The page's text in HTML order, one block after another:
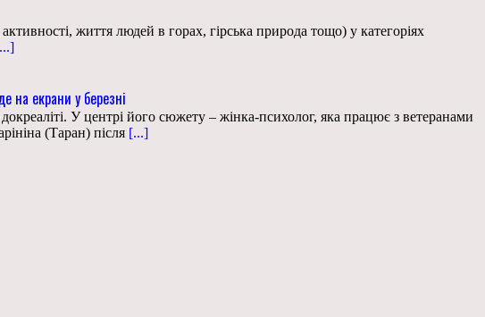
життя людей в горах, гірська природа тощо) у категоріях
на екрани у березні
У центрі його сюжету – жінка-психолог, яка працює з ветеранами
(Таран) після [...]